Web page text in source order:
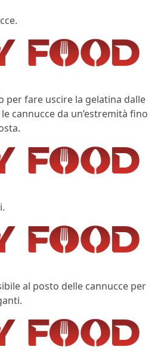
per fare uscire la gelatina dalle
cannucce da un’estremità fino
al posto delle cannucce per